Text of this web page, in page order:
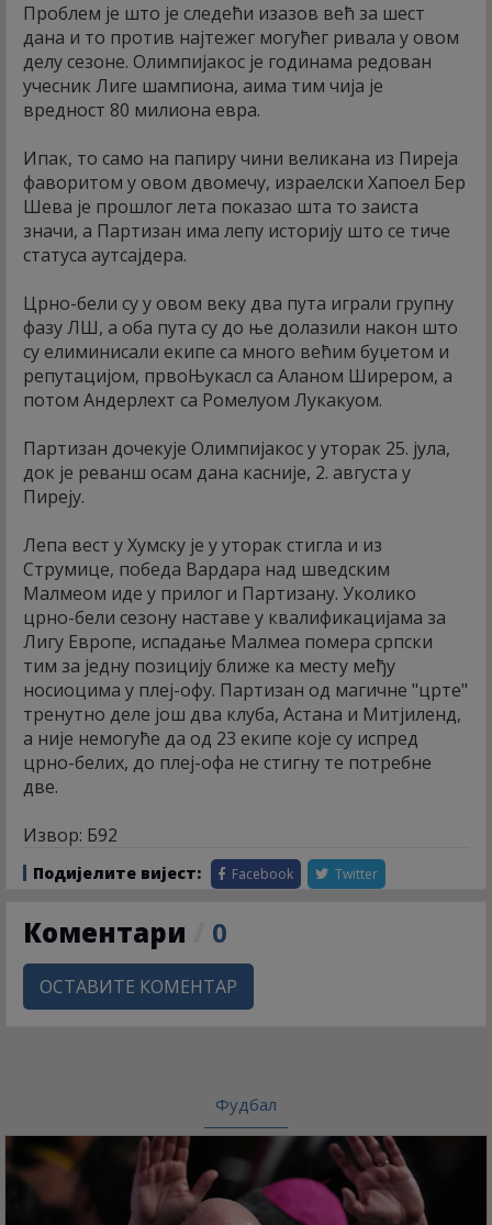
Проблем је што је следећи изазов већ за шест
дана и то против најтежег могућег ривала у овом
делу сезоне. Олимпијакос је годинама редован
учесник Лиге шампиона, аима тим чија је
вредност 80 милиона евра.
Ипак, то само на папиру чини великана из Пиреја
фаворитом у овом двомечу, израелски Хапоел Бер
Шева је прошлог лета показао шта то заиста
значи, а Партизан има лепу историју што се тиче
статуса аутсајдера.
Црно-бели су у овом веку два пута играли групну
фазу ЛШ, а оба пута су до ње долазили након што
су елиминисали екипе са много већим буџетом и
репутацијом, првоЊукасл са Аланом Ширером, а
потом Андерлехт са Ромелуом Лукакуом.
Партизан дочекује Олимпијакос у уторак 25. јула,
док је реванш осам дана касније, 2. августа у
Пиреју.
Лепа вест у Хумску је у уторак стигла и из
Струмице, победа Вардара над шведским
Малмеом иде у прилог и Партизану. Уколико
црно-бели сезону наставе у квалификацијама за
Лигу Европе, испадање Малмеа помера српски
тим за једну позицију ближе ка месту међу
носиоцима у плеј-офу. Партизан од магичне "црте"
тренутно деле још два клуба, Астана и Митјиленд,
а није немогуће да од 23 екипе које су испред
црно-белих, до плеј-офа не стигну те потребне
две.
Извор: Б92
Подијелите вијест: Facebook Twitter
Коментари 0
ОСТАВИТЕ КОМЕНТАР
Фудбал